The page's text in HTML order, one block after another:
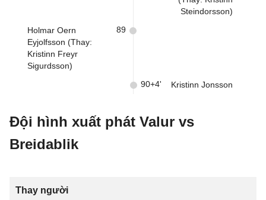
Steindorsson)
Holmar Oern
Eyjolfsson (Thay:
Kristinn Freyr
Sigurdsson)
89
Kristinn Jonsson
90+4'
Đội hình xuất phát Valur vs
Breidablik
Thay người